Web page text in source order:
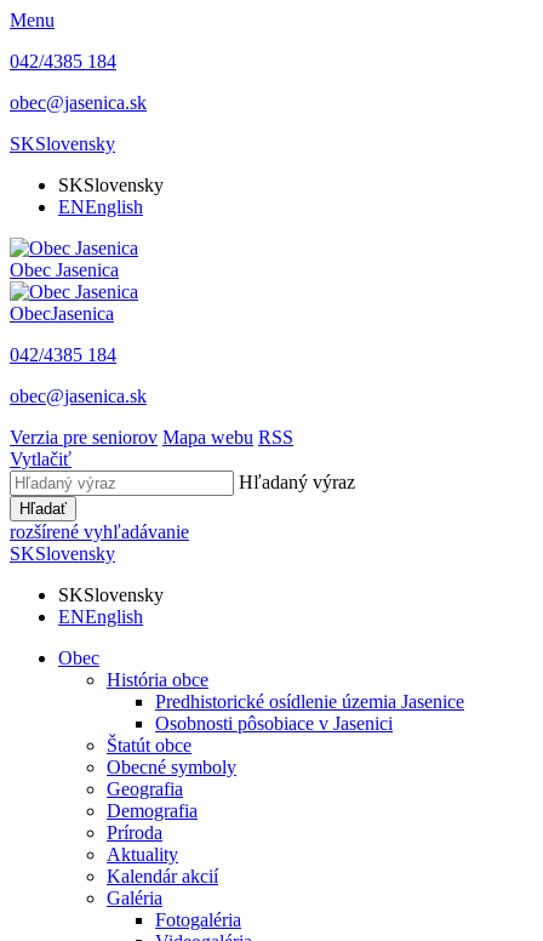
Menu
042/4385 184
obec@jasenica.sk
SKSlovensky
SKSlovensky
ENEnglish
Obec Jasenica
ObecJasenica
042/4385 184
obec@jasenica.sk
Verzia pre seniorov Mapa webu RSS
Vytlačiť
Hľadaný výraz
Hľadať
rozšírené vyhľadávanie
SKSlovensky
SKSlovensky
ENEnglish
Obec
História obce
Predhistorické osídlenie územia Jasenice
Osobnosti pôsobiace v Jasenici
Štatút obce
Obecné symboly
Geografia
Demografia
Príroda
Aktuality
Kalendár akcií
Galéria
Fotogaléria